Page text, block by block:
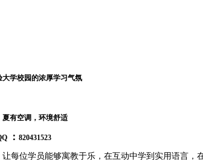
大学校园的浓厚学习气氛
夏有空调，环境舒适
： 820431523
每位学员能够寓教于乐，在互动中学到实用语言，